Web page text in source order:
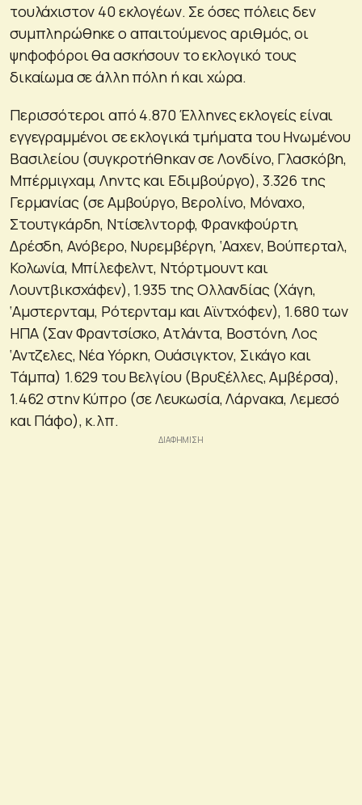
τουλάχιστον 40 εκλογέων. Σε όσες πόλεις δεν
συμπληρώθηκε ο απαιτούμενος αριθμός, οι
ψηφοφόροι θα ασκήσουν το εκλογικό τους
δικαίωμα σε άλλη πόλη ή και χώρα.
Περισσότεροι από 4.870 Έλληνες εκλογείς είναι
εγγεγραμμένοι σε εκλογικά τμήματα του Ηνωμένου
Βασιλείου (συγκροτήθηκαν σε Λονδίνο, Γλασκόβη,
Μπέρμιγχαμ, Ληντς και Εδιμβούργο), 3.326 της
Γερμανίας (σε Αμβούργο, Βερολίνο, Μόναχο,
Στουτγκάρδη, Ντίσελντορφ, Φρανκφούρτη,
Δρέσδη, Ανόβερο, Νυρεμβέργη, ‘Ααχεν, Βούπερταλ,
Κολωνία, Μπίλεφελντ, Ντόρτμουντ και
Λουντβικσχάφεν), 1.935 της Ολλανδίας (Χάγη,
‘Αμστερνταμ, Ρότερνταμ και Αϊντχόφεν), 1.680 των
ΗΠΑ (Σαν Φραντσίσκο, Ατλάντα, Βοστόνη, Λος
‘Αντζελες, Νέα Υόρκη, Ουάσιγκτον, Σικάγο και
Τάμπα) 1.629 του Βελγίου (Βρυξέλλες, Αμβέρσα),
1.462 στην Κύπρο (σε Λευκωσία, Λάρνακα, Λεμεσό
και Πάφο), κ.λπ.